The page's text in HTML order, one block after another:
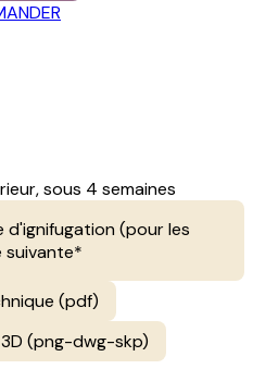
sous 4 semaines
d'ignifugation (pour les
suivante*
(pdf)
3D (png-dwg-skp)